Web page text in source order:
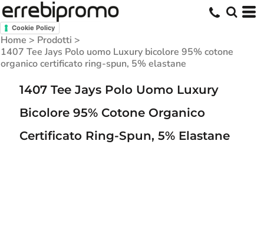
Cookie Policy
Home > Prodotti >
1407 Tee Jays Polo uomo Luxury bicolore 95% cotone
organico certificato ring-spun, 5% elastane
1407 Tee Jays Polo Uomo Luxury
Bicolore 95% Cotone Organico
Certificato Ring-Spun, 5% Elastane